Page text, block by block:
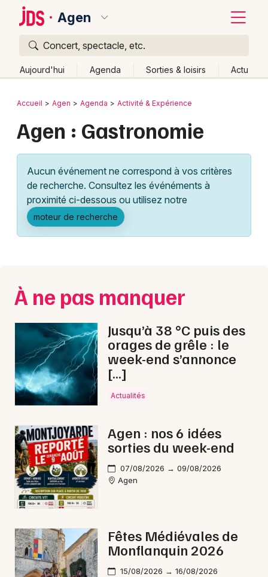
Agen
Concert, spectacle, etc.
Aujourd'hui Agenda Sorties & loisirs Actu
Publier un événement
Grands événements
Activité & Expérience
Manifestations
Spectacles
Concerts
Sports
Soirées
Sorties famille
Expos
Sorties & loisirs
Gastronomie en Lot-et-Garonne
Gastronomie en Nouvelle-Aquitaine
Bordeaux
Lille
Lyon
Marseille
Nantes
Nice
Paris
Strasbourg
Toulouse
Retour
Accueil Agen Agenda Activité & Expérience
Agen : Gastronomie
Aucun événement ne correspond à vos critères
de recherche. Consultez les événéments à
proximité ci-dessous ou utilisez notre
moteur de recherche
À ne pas manquer
Jusqu’à 38 °C puis des
orages de grêle : le
week-end s’annonce
[…]
Actualités
Agen : nos 6 idées
sorties du week-end
07/08/2026 → 09/08/2026
Agen
Fêtes Médiévales de
Monflanquin 2026
15/08/2026 → 16/08/2026
Quoi ?
Où ?
Partout
Près de moi Changer de lieu
Quand ?
Ce week-end